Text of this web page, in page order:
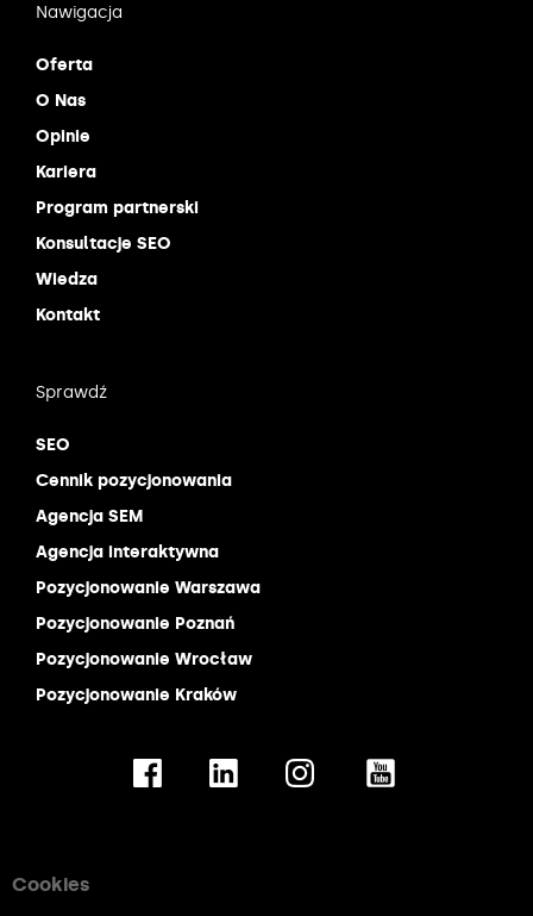
Nawigacja
Oferta
O Nas
Opinie
Kariera
Program partnerski
Konsultacje SEO
Wiedza
Kontakt
Sprawdź
SEO
Cennik pozycjonowania
Agencja SEM
Agencja interaktywna
Pozycjonowanie Warszawa
Pozycjonowanie Poznań
Pozycjonowanie Wrocław
Pozycjonowanie Kraków
Cookies